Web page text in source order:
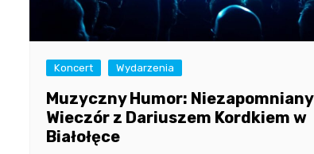
Koncert Wydarzenia
Muzyczny Humor: Niezapomniany
Wieczór z Dariuszem Kordkiem w
Białołęce